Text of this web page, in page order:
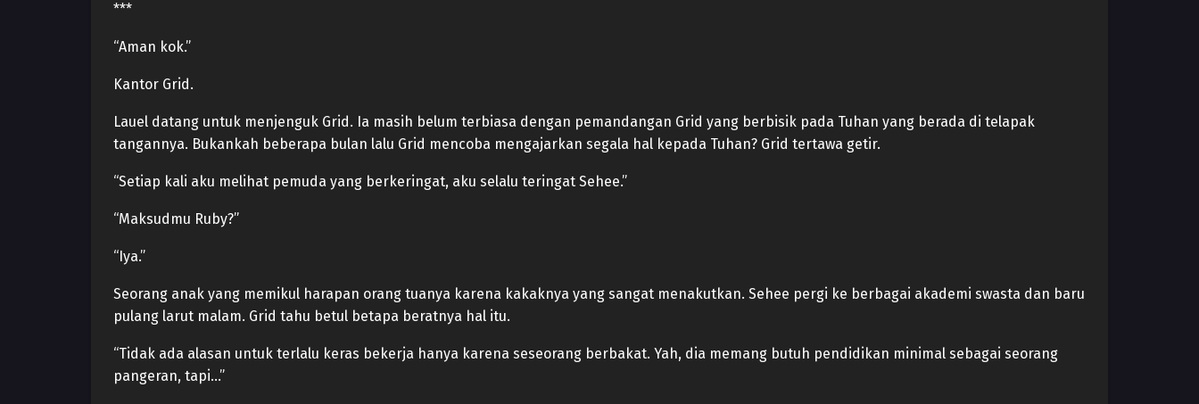
***
“Aman kok.”
Kantor Grid.
Lauel datang untuk menjenguk Grid. Ia masih belum terbiasa dengan pemandangan Grid yang berbisik pada Tuhan yang berada di telapak
tangannya. Bukankah beberapa bulan lalu Grid mencoba mengajarkan segala hal kepada Tuhan? Grid tertawa getir.
“Setiap kali aku melihat pemuda yang berkeringat, aku selalu teringat Sehee.”
“Maksudmu Ruby?”
“Iya.”
Seorang anak yang memikul harapan orang tuanya karena kakaknya yang sangat menakutkan. Sehee pergi ke berbagai akademi swasta dan baru
pulang larut malam. Grid tahu betul betapa beratnya hal itu.
“Tidak ada alasan untuk terlalu keras bekerja hanya karena seseorang berbakat. Yah, dia memang butuh pendidikan minimal sebagai seorang
pangeran, tapi…”